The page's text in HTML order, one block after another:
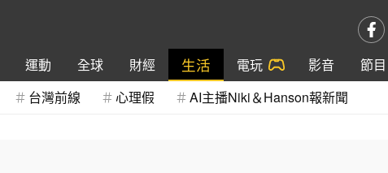
運動 全球 財經 生活 電玩 影音 節目
台灣前線 心理假 AI主播Niki＆Hanson報新聞